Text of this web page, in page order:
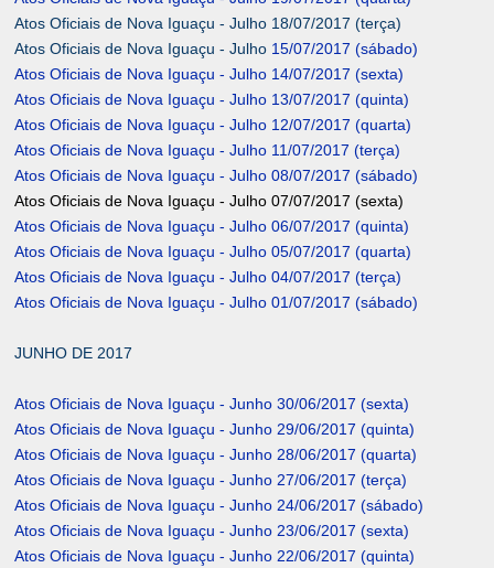
Atos Oficiais de Nova Iguaçu - Julho 18/07/2017 (terça)
Atos Oficiais de Nova Iguaçu - Julho 15/07/2017 (sábado)
Atos Oficiais de Nova Iguaçu - Julho 14/07/2017 (sexta)
Atos Oficiais de Nova Iguaçu - Julho 13/07/2017 (quinta)
Atos Oficiais de Nova Iguaçu - Julho 12/07/2017 (quarta)
Atos Oficiais de Nova Iguaçu - Julho 11/07/2017 (terça)
Atos Oficiais de Nova Iguaçu - Julho 08/07/2017 (sábado)
Atos Oficiais de Nova Iguaçu - Julho 07/07/2017 (sexta)
Atos Oficiais de Nova Iguaçu - Julho 06/07/2017 (quinta)
Atos Oficiais de Nova Iguaçu - Julho 05/07/2017 (quarta)
Atos Oficiais de Nova Iguaçu - Julho 04/07/2017 (terça)
Atos Oficiais de Nova Iguaçu - Julho 01/07/2017 (sábado)
JUNHO DE 2017
Atos Oficiais de Nova Iguaçu - Junho 30/06/2017 (sexta)
Atos Oficiais de Nova Iguaçu - Junho 29/06/2017 (quinta)
Atos Oficiais de Nova Iguaçu - Junho 28/06/2017 (quarta)
Atos Oficiais de Nova Iguaçu - Junho 27/06/2017 (terça)
Atos Oficiais de Nova Iguaçu - Junho 24/06/2017 (sábado)
Atos Oficiais de Nova Iguaçu - Junho 23/06/2017 (sexta)
Atos Oficiais de Nova Iguaçu - Junho 22/06/2017 (quinta)